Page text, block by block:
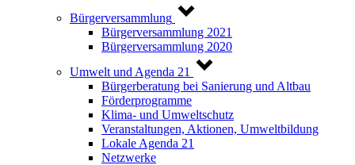
Bürgerversammlung
Bürgerversammlung 2021
Bürgerversammlung 2020
Umwelt und Agenda 21
Bürgerberatung bei Sanierung und Altbau
Förderprogramme
Klima- und Umweltschutz
Veranstaltungen, Aktionen, Umweltbildung
Lokale Agenda 21
Netzwerke